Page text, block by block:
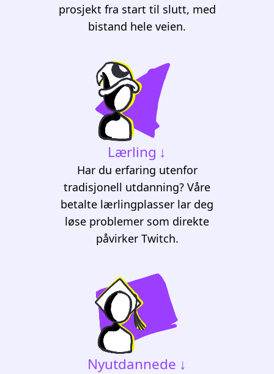
prosjekt fra start til slutt, med
bistand hele veien.
Lærling
Har du erfaring utenfor
tradisjonell utdanning? Våre
betalte lærlingplasser lar deg
løse problemer som direkte
påvirker Twitch.
Nyutdannede